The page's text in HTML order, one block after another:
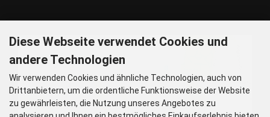
GOOGLE MAPS
Diese Webseite verwendet Cookies und
andere Technologien
Wir verwenden Cookies und ähnliche Technologien, auch von
Drittanbietern, um die ordentliche Funktionsweise der Website
zu gewährleisten, die Nutzung unseres Angebotes zu